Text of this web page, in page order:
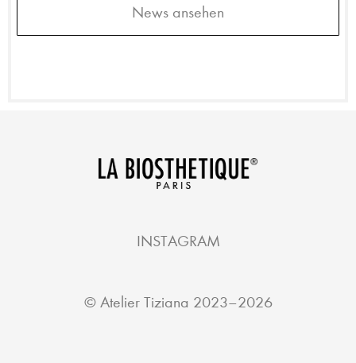
News ansehen
© Atelier Tiziana 2023–2026
INSTAGRAM